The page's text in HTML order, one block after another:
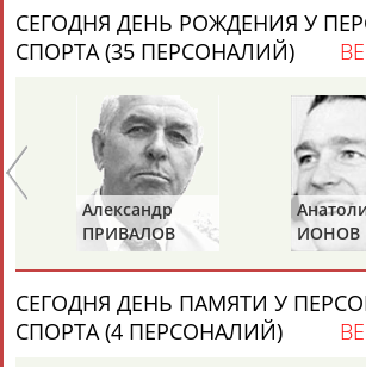
Каримжан
АБДРАХМАНОВ
Аделя
АБДРАХМАНОВА
Андрей
Рамазан
АБДУЛАЕВ
Тагир
АБДУЛАЕВ
Камиль
Камалудин
АБДУЛДАУДОВ
Абдула
АБДУЛЖАЛИЛОВ
Магомед
СЕГОДНЯ ДЕНЬ РОЖДЕНИЯ У
СПОРТА (35 ПЕРСОНАЛИЙ)
Александр
ПРИВАЛОВ
ИОНОВ
СЕГОДНЯ ДЕНЬ ПАМЯТИ У
СПОРТА (4 ПЕРСОНАЛИЙ)